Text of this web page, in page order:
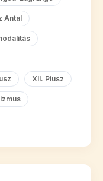
Antal
XII. Piusz